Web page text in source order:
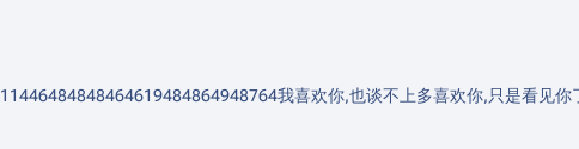
11446484848464619484864948764我喜欢你,也谈不上多喜欢你,只是看见你